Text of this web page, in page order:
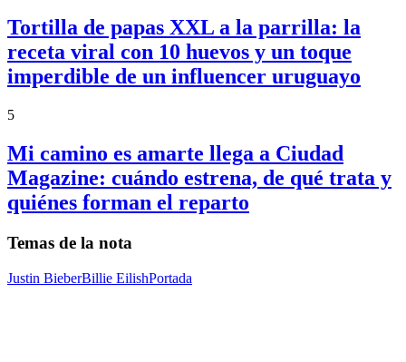
Tortilla de papas XXL a la parrilla: la
receta viral con 10 huevos y un toque
imperdible de un influencer uruguayo
5
Mi camino es amarte llega a Ciudad
Magazine: cuándo estrena, de qué trata y
quiénes forman el reparto
Temas de la nota
Justin BieberBillie EilishPortada